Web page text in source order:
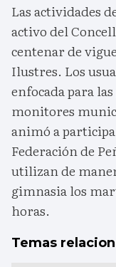
Las actividades
activo del
centenar de
Ilustres. Los
enfocada para
monitores
animó a
Federación de
utilizan de
gimnasia los
horas.
Temas